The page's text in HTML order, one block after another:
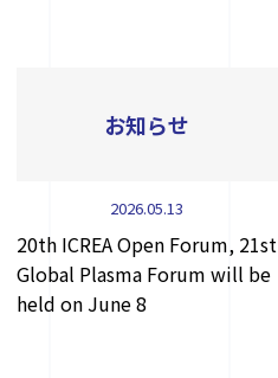
お知らせ
2026.05.13
20th ICREA Open Forum, 21st
Global Plasma Forum will be
held on June 8